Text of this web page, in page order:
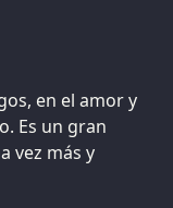
en el amor y
Es un gran
vez más y